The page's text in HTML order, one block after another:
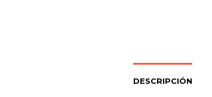
DESCRIPCIÓN